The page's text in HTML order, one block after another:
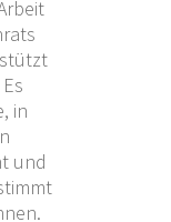
in
und